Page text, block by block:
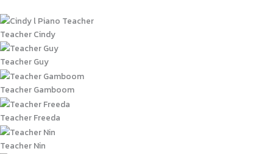
Teacher Cindy
Teacher Guy
Teacher Gamboom
Teacher Freeda
Teacher Nin